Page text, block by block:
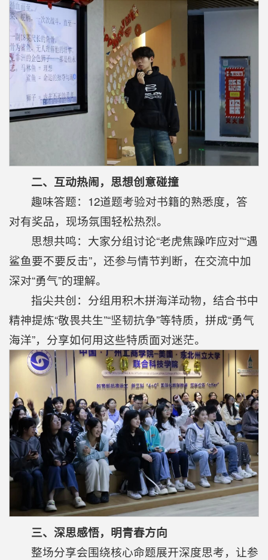
二、互动热闹，思想创意碰撞
趣味答题：12道题考验对书籍的熟悉度，答
对有奖品，现场氛围轻松热烈。
思想共鸣：大家分组讨论“老虎焦躁咋应对”“遇
鲨鱼要不要反击”，还参与情节判断，在交流中加
深对“勇气”的理解。
指尖共创：分组用积木拼海洋动物，结合书中
精神提炼“敬畏共生”“坚韧抗争”等特质，拼成“勇气
海洋”，分享如何用这些特质面对迷茫。
三、深思感悟，明青春方向
整场分享会围绕核心命题展开深度思考，让参